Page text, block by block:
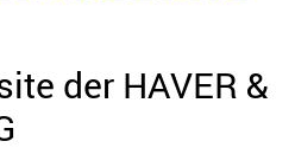
der HAVER &